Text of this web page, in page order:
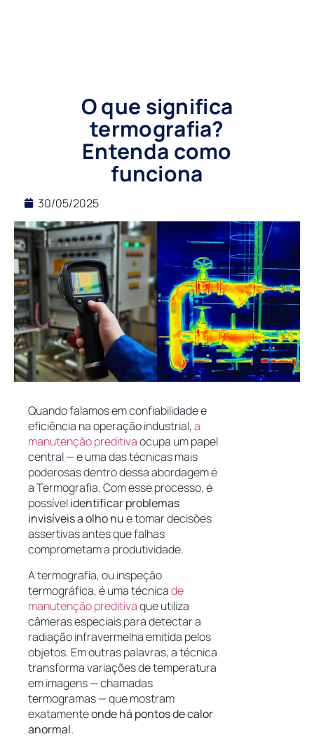
O que significa
termografia?
Entenda como
funciona
30/05/2025
Quando falamos em confiabilidade e
eficiência na operação industrial,a
manutenção preditivaocupa um papel
central — e uma das técnicas mais
poderosas dentro dessa abordagem é
a Termografia. Com esse processo, é
possívelidentificar problemas
invisíveis a olho nue tomar decisões
assertivas antes que falhas
comprometam a produtividade.
A termografia, ou inspeção
termográfica, é uma técnicade
manutenção preditivaque utiliza
câmeras especiais para detectar a
radiação infravermelha emitida pelos
objetos. Em outras palavras, a técnica
transforma variações de temperatura
em imagens — chamadas
termogramas — que mostram
exatamenteonde há pontos de calor
anormal.